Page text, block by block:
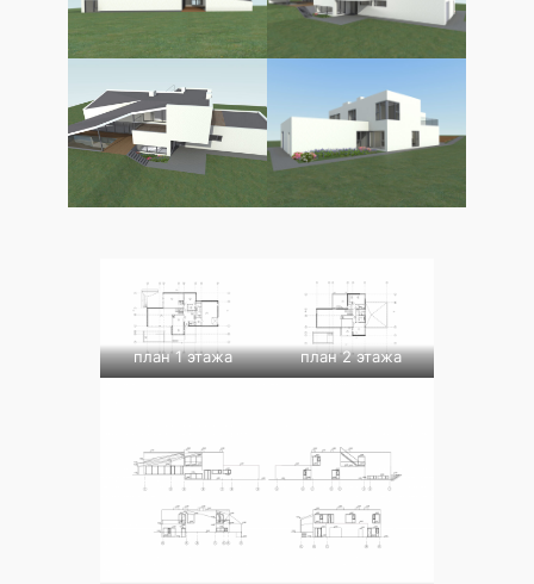
план 1 этажа план 2 этажа